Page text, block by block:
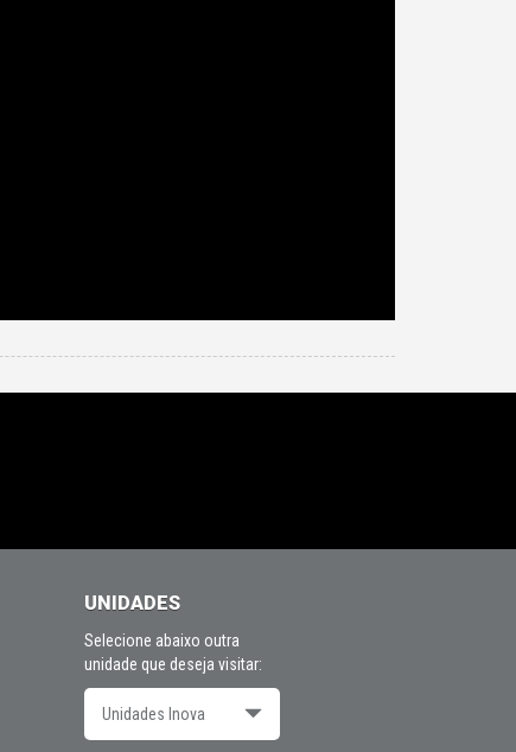
UNIDADES
Selecione abaixo outra
unidade que deseja visitar:
Unidades Inova